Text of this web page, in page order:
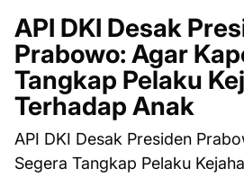
API DKI Desak
Prabowo: Agar
Tangkap Pelaku
Terhadap Anak
API DKI Desak Presiden
Segera Tangkap Pelaku